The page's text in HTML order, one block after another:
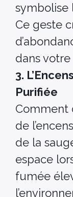
symbolise
Ce geste
dans
3.
Purifiée
Comment
de
de la
espace
fumée